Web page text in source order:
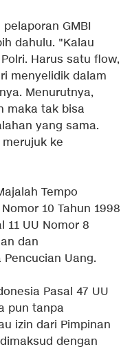
GMBI
dahulu. "Kalau
Harus satu flow,
menyelidik dalam
Menurutnya,
maka tak bisa
yang sama.
ke
Tempo
10 Tahun 1998
11 UU Nomor 8
dan
Uang.
Pasal 47 UU
pun tanpa
izin dari Pimpinan
dengan